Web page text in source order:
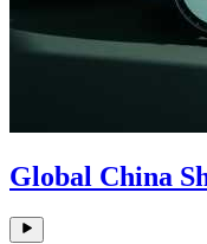
Global China